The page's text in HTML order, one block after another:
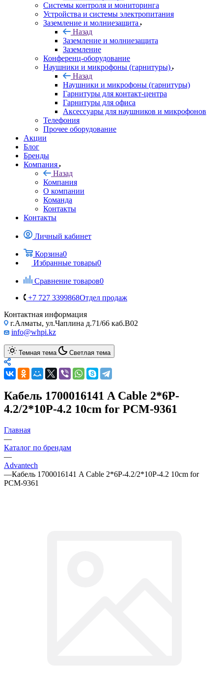
Системы контроля и мониторинга
Устройства и системы электропитания
Заземление и молниезащита
Назад
Заземление и молниезащита
Заземление
Конференц-оборудование
Наушники и микрофоны (гарнитуры)
Назад
Наушники и микрофоны (гарнитуры)
Гарнитуры для контакт-центра
Гарнитуры для офиса
Аксессуары для наушников и микрофонов
Телефония
Прочее оборудование
Акции
Блог
Бренды
Компания
Назад
Компания
О компании
Команда
Контакты
Контакты
Личный кабинет
Корзина0
Избранные товары0
Сравнение товаров0
+7 727 3399868Отдел продаж
Контактная информация
г.Алматы, ул.Чаплина д.71/66 каб.B02
info@whpi.kz
Темная тема Светлая тема
Кабель 1700016141 A Cable 2*6P-
4.2/2*10P-4.2 10cm for PCM-9361
Главная
—
Каталог по брендам
—
Advantech
—Кабель 1700016141 A Cable 2*6P-4.2/2*10P-4.2 10cm for
PCM-9361